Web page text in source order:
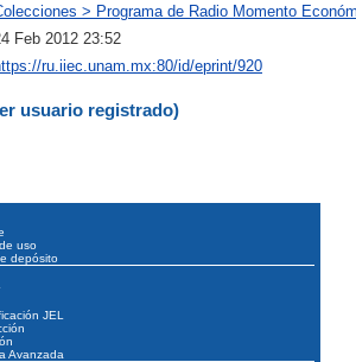
> Programa de Radio Momento
Feb 2012 23:52
ru.iiec.unam.mx:80/id/eprint/920
usuario registrado)
uso
depósito
JEL
Avanzada